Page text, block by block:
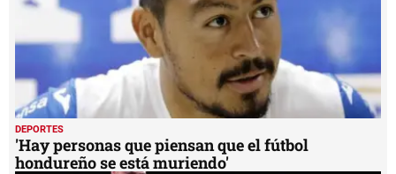
DEPORTES
'Hay personas que piensan que el fútbol
hondureño se está muriendo'